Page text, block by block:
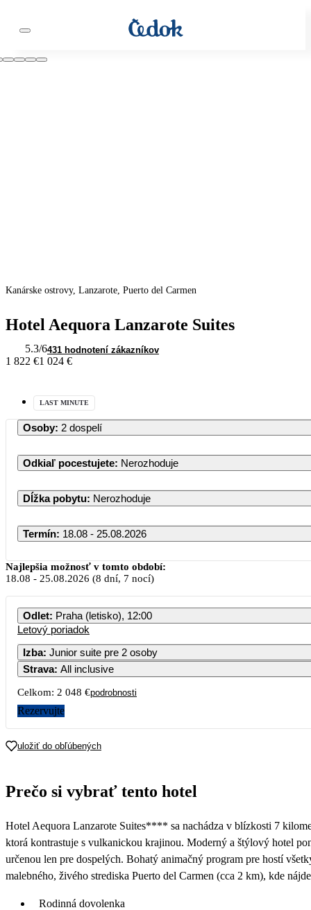
Kanárske ostrovy, Lanzarote, Puerto del Carmen
Hotel Aequora Lanzarote Suites
5.3/6431 hodnotení zákazníkov
1 822 €1 024 €
LAST MINUTE
Osoby: 2 dospelí
Odkiaľ pocestujete: Nerozhoduje
Dĺžka pobytu: Nerozhoduje
Termín: 18.08 - 25.08.2026
Najlepšia možnosť v tomto období:
18.08 - 25.08.2026 (8 dní, 7 nocí)
Odlet: Praha (letisko), 12:00
Letový poriadok
Izba: Junior suite pre 2 osoby
Strava: All inclusive
Celkom: 2 048 €podrobnosti
Rezervujte
uložiť do obľúbených
Prečo si vybrať tento hotel
Hotel Aequora Lanzarote Suites**** sa nachádza v blízkosti 7
ktorá kontrastuje s vulkanickou krajinou. Moderný a štýlový hotel
určenou len pre dospelých. Bohatý animačný program pre hostí
malebného, živého strediska Puerto del Carmen (cca 2 km), kde
Rodinná dovolenka